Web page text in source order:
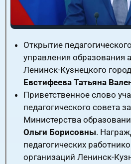
Открытие
управления образования
Ленинск-Кузнецкого
Евстифеева Татьяна
Приветственное слово
педагогического совета
Министерства
Ольги Борисовны.
педагогических
организаций Ленинск-